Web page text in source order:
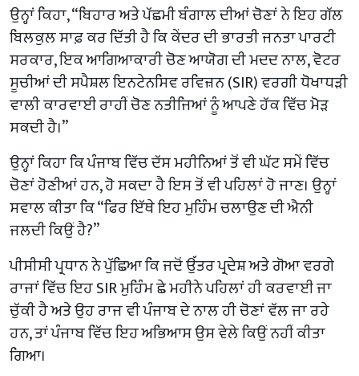
ਉਨ੍ਹਾਂ ਕਿਹਾ, “ਬਿਹਾਰ ਅਤੇ ਪੱਛਮੀ ਬੰਗਾਲ ਦੀਆਂ ਚੋਣਾਂ ਨੇ ਇਹ ਗੱਲ
ਬਿਲਕੁਲ ਸਾਫ਼ ਕਰ ਦਿੱਤੀ ਹੈ ਕਿ ਕੇਂਦਰ ਦੀ ਭਾਰਤੀ ਜਨਤਾ ਪਾਰਟੀ
ਸਰਕਾਰ, ਇਕ ਆਗਿਆਕਾਰੀ ਚੋਣ ਆਯੋਗ ਦੀ ਮਦਦ ਨਾਲ, ਵੋਟਰ
ਸੂਚੀਆਂ ਦੀ ਸਪੈਸ਼ਲ ਇਨਟੇਨਸਿਵ ਰਵਿਜ਼ਨ (SIR) ਵਰਗੀ ਧੋਖਾਧੜੀ
ਵਾਲੀ ਕਾਰਵਾਈ ਰਾਹੀਂ ਚੋਣ ਨਤੀਜਿਆਂ ਨੂੰ ਆਪਣੇ ਹੱਕ ਵਿੱਚ ਮੋੜ
ਸਕਦੀ ਹੈ।”
ਉਨ੍ਹਾਂ ਕਿਹਾ ਕਿ ਪੰਜਾਬ ਵਿੱਚ ਦੱਸ ਮਹੀਨਿਆਂ ਤੋਂ ਵੀ ਘੱਟ ਸਮੇਂ ਵਿੱਚ
ਚੋਣਾਂ ਹੋਣੀਆਂ ਹਨ, ਹੋ ਸਕਦਾ ਹੈ ਇਸ ਤੋਂ ਵੀ ਪਹਿਲਾਂ ਹੋ ਜਾਣ। ਉਨ੍ਹਾਂ
ਸਵਾਲ ਕੀਤਾ ਕਿ “ਫਿਰ ਇੱਥੇ ਇਹ ਮੁਹਿੰਮ ਚਲਾਉਣ ਦੀ ਐਨੀ
ਜਲਦੀ ਕਿਉਂ ਹੈ?”
ਪੀਸੀਸੀ ਪ੍ਰਧਾਨ ਨੇ ਪੁੱਛਿਆ ਕਿ ਜਦੋਂ ਉੱਤਰ ਪ੍ਰਦੇਸ਼ ਅਤੇ ਗੋਆ ਵਰਗੇ
ਰਾਜਾਂ ਵਿੱਚ ਇਹ SIR ਮੁਹਿੰਮ ਛੇ ਮਹੀਨੇ ਪਹਿਲਾਂ ਹੀ ਕਰਵਾਈ ਜਾ
ਚੁੱਕੀ ਹੈ ਅਤੇ ਉਹ ਰਾਜ ਵੀ ਪੰਜਾਬ ਦੇ ਨਾਲ ਹੀ ਚੋਣਾਂ ਵੱਲ ਜਾ ਰਹੇ
ਹਨ, ਤਾਂ ਪੰਜਾਬ ਵਿੱਚ ਇਹ ਅਭਿਆਸ ਉਸ ਵੇਲੇ ਕਿਉਂ ਨਹੀਂ ਕੀਤਾ
ਗਿਆ।